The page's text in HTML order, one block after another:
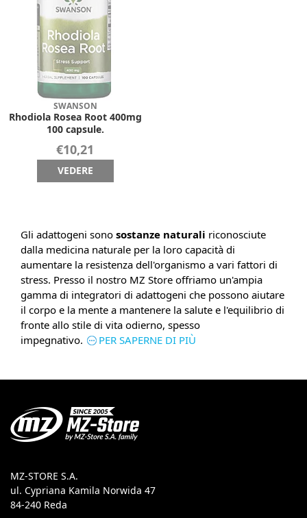
SWANSON
Rhodiola Rosea Root 400mg
100 capsule.
€10,21
VEDERE
Gli adattogeni sono sostanze naturali riconosciute
dalla medicina naturale per la loro capacità di
aumentare la resistenza dell'organismo a vari fattori di
stress. Presso il nostro MZ Store offriamo un'ampia
gamma di integratori di adattogeni che possono aiutare
il corpo e la mente a mantenere la salute e l'equilibrio di
fronte allo stile di vita odierno, spesso
impegnativo.
PER SAPERNE DI PIÙ
MZ-STORE S.A.
ul. Cypriana Kamila Norwida 47
84-240 Reda